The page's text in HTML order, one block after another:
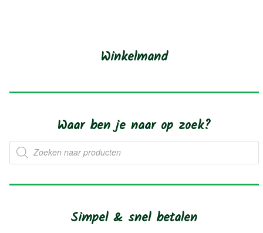
Winkelmand
Waar ben je naar op zoek?
Producten
zoeken
Simpel & snel betalen